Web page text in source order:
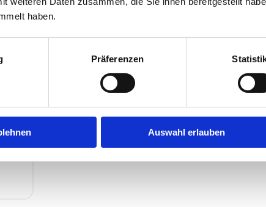
haben.
Präferenzen
Auswahl erlauben